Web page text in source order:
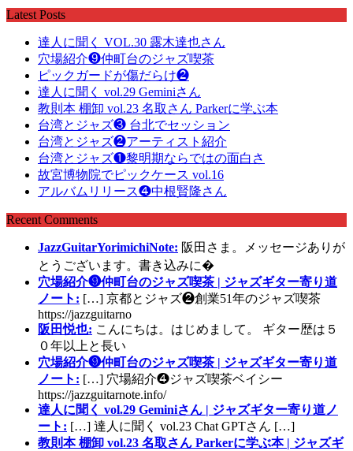
Latest Posts
達人に聞く VOL.30 露木達也さん
穴場紹介❾仲町台のジャズ喫茶
ピックガードが傷だらけ❷
達人に聞く vol.29 Geminiさん
教則本 棚卸 vol.23 名取さん Parkerに学ぶ本
台湾とジャズ❸ 台北でセッション
台湾とジャズ❷アーティスト紹介
台湾とジャズ❶黎明期ならではの面白さ
故宮博物院でピックケース vol.16
アルバムリリース❹中根賢隆さん
Recent Comments
JazzGuitarYorimichiNote: 阪田さま。メッセージありが
とうございます。書き込みに�
穴場紹介❾仲町台のジャズ喫茶 | ジャズギター寄り道
ノート: […] 京都とジャズ❷創業51年のジャズ喫茶
https://jazzguitarno
阪田悦也: こんにちは。はじめまして。 ギター歴は５
０年以上と長い
穴場紹介❾仲町台のジャズ喫茶 | ジャズギター寄り道
ノート: […] 穴場紹介❹ジャズ喫茶ベイシー
https://jazzguitarnote.info/
達人に聞く vol.29 Geminiさん | ジャズギター寄り道ノ
ート: […] 達人に聞く vol.23 Chat GPTさん […]
教則本 棚卸 vol.23 名取さん Parkerに学ぶ本 | ジャズギ